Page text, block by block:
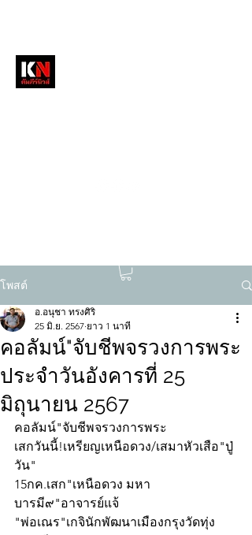
โพสต์
คอลัมน์"จับชีพจรวงการพระ
ประจำวันอังคารที่ 25
มิถุนายน 2567
อ.อนุชา ทรงศิริ
25 มิ.ย. 2567 ยาว 1 นาที
คอลัมน์"จับชีพจรวงการพระ
เสกวันนี้!เหรียญเหนือดวง/เสมาหัวเสือ"ปู่
วัน"
15กค.เสก"เหนือดวง มหา
บารมี๙"อาจารย์แจ้
"พ่อเณร"เกจินักพัฒนาเมืองกรุงวัดทุ่ง